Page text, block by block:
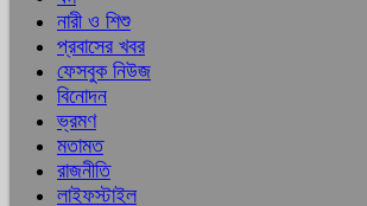
নারী ও শিশু
প্রবাসের খবর
ফেসবুক নিউজ
বিনোদন
ভ্রমণ
মতামত
রাজনীতি
লাইফস্টাইল